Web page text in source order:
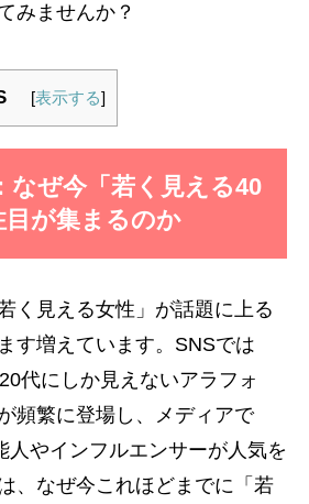
みませんか？
[表示する]
なぜ今「若く見える40
目が集まるのか
く見える女性」が話題に上る
す増えています。SNSでは
代にしか見えないアラフォ
頻繁に登場し、メディアで
人やインフルエンサーが人気を
、なぜ今これほどまでに「若